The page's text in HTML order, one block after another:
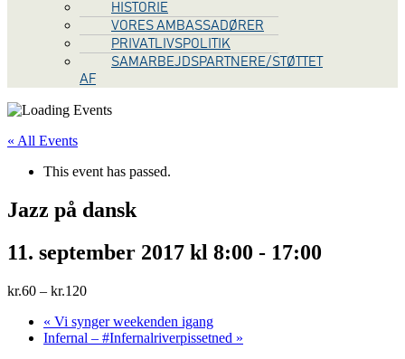
HISTORIE
VORES AMBASSADØRER
PRIVATLIVSPOLITIK
SAMARBEJDSPARTNERE/STØTTET
AF
« All Events
This event has passed.
Jazz på dansk
11. september 2017 kl 8:00 - 17:00
kr.60 – kr.120
« Vi synger weekenden igang
Infernal – #Infernalriverpissetned »